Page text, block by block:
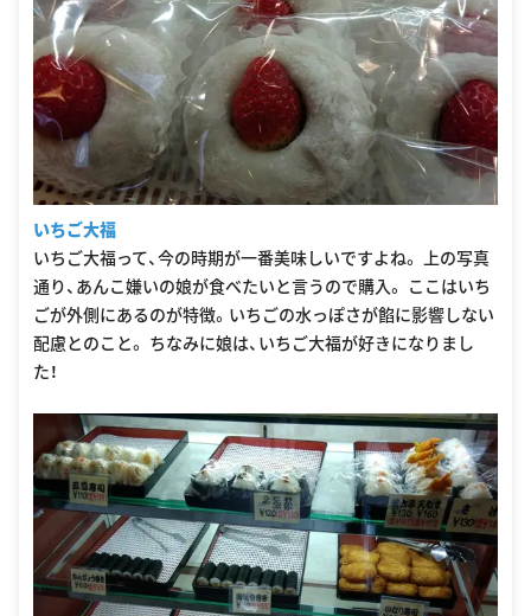
いちご大福
いちご大福って、今の時期が一番美味しいですよね。 上の写真
通り、あんこ嫌いの娘が食べたいと言うので購入。 ここはいち
ごが外側にあるのが特徴。いちごの水っぽさが餡に影響しない
配慮とのこと。 ちなみに娘は、いちご大福が好きになりまし
た！